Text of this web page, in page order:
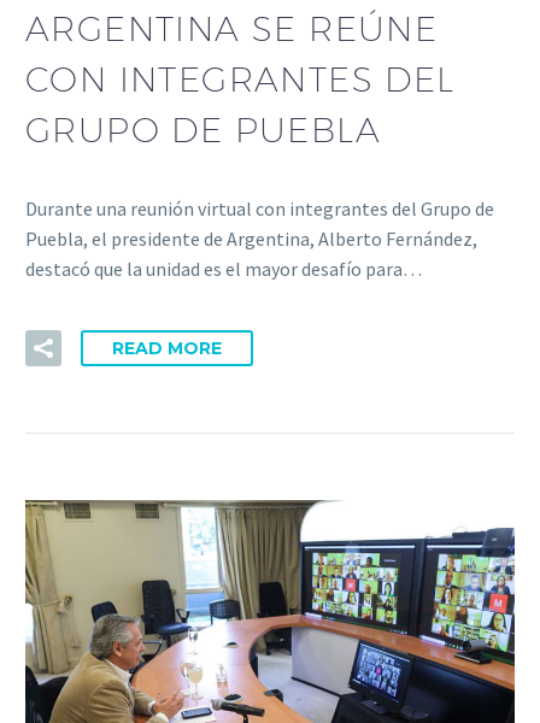
ARGENTINA SE REÚNE
CON INTEGRANTES DEL
GRUPO DE PUEBLA
Durante una reunión virtual con integrantes del Grupo de
Puebla, el presidente de Argentina, Alberto Fernández,
destacó que la unidad es el mayor desafío para…
READ MORE